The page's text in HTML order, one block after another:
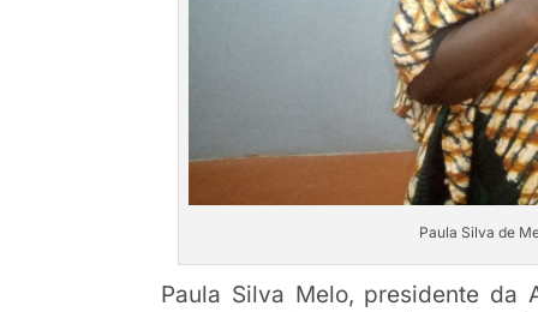
Paula Silva de
Paula Silva Melo, presidente da